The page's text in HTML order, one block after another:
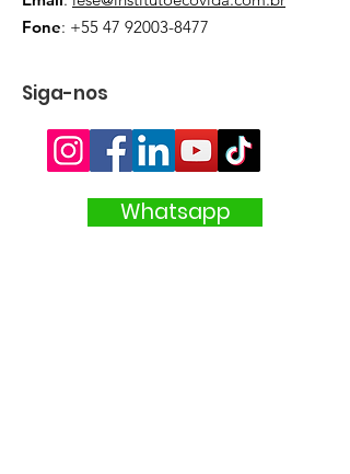
Fone: +55 47 92003-8477
Siga-nos
Whatsapp